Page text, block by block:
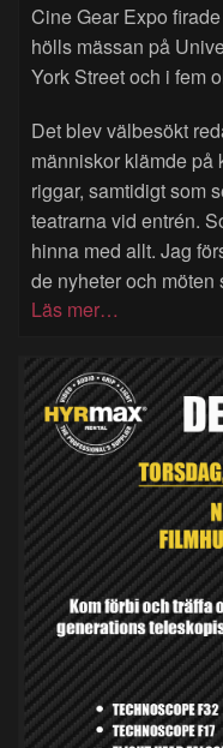
Cine Gear Expo
hölls mässan på
York Street och i fem
Det blev välbesökt
människor klämde på
riggar, samtidigt som
teatrarna vid entrén.
hinna med allt. Jag
de nyheter och möten
Läs mer…